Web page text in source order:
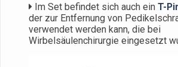
Im Set befindet sich auch einT-
der zur Entfernung von
verwendet werden kann, die bei
Wirbelsäulenchirurgie eingesetzt